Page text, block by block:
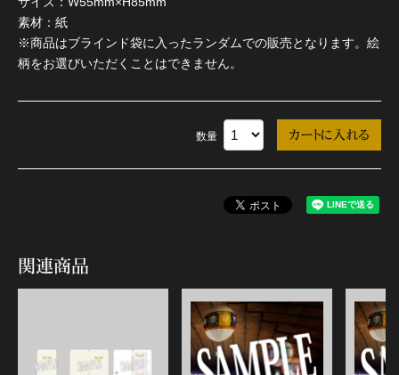
素材：紙
※商品はブラインド袋に入ったランダムでの販売となります。絵
柄をお選びいただくことはできません。
数量
関連商品